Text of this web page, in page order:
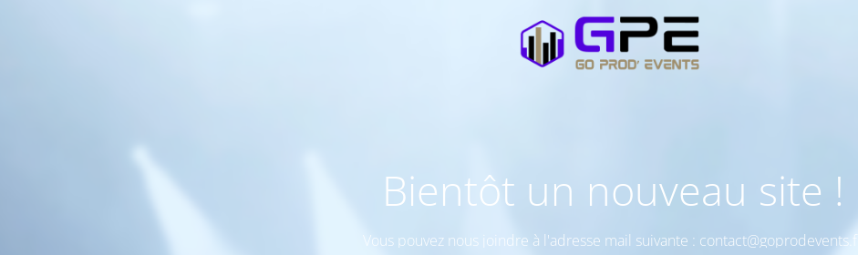
Bientôt un nouveau site !
Vous pouvez nous joindre à l'adresse mail suivante : contact@goprodevents.fr